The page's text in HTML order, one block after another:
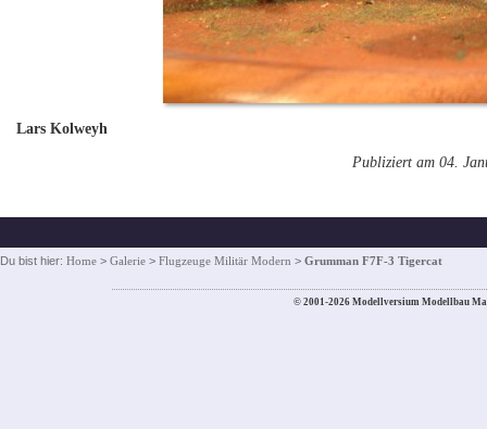
Lars Kolweyh
Publiziert am 04.
Du bist hier: Home > Galerie > Flugzeuge Militär Modern > Grumman F7F-3 Tigercat
© 2001-2026 Modellversium Modellbau